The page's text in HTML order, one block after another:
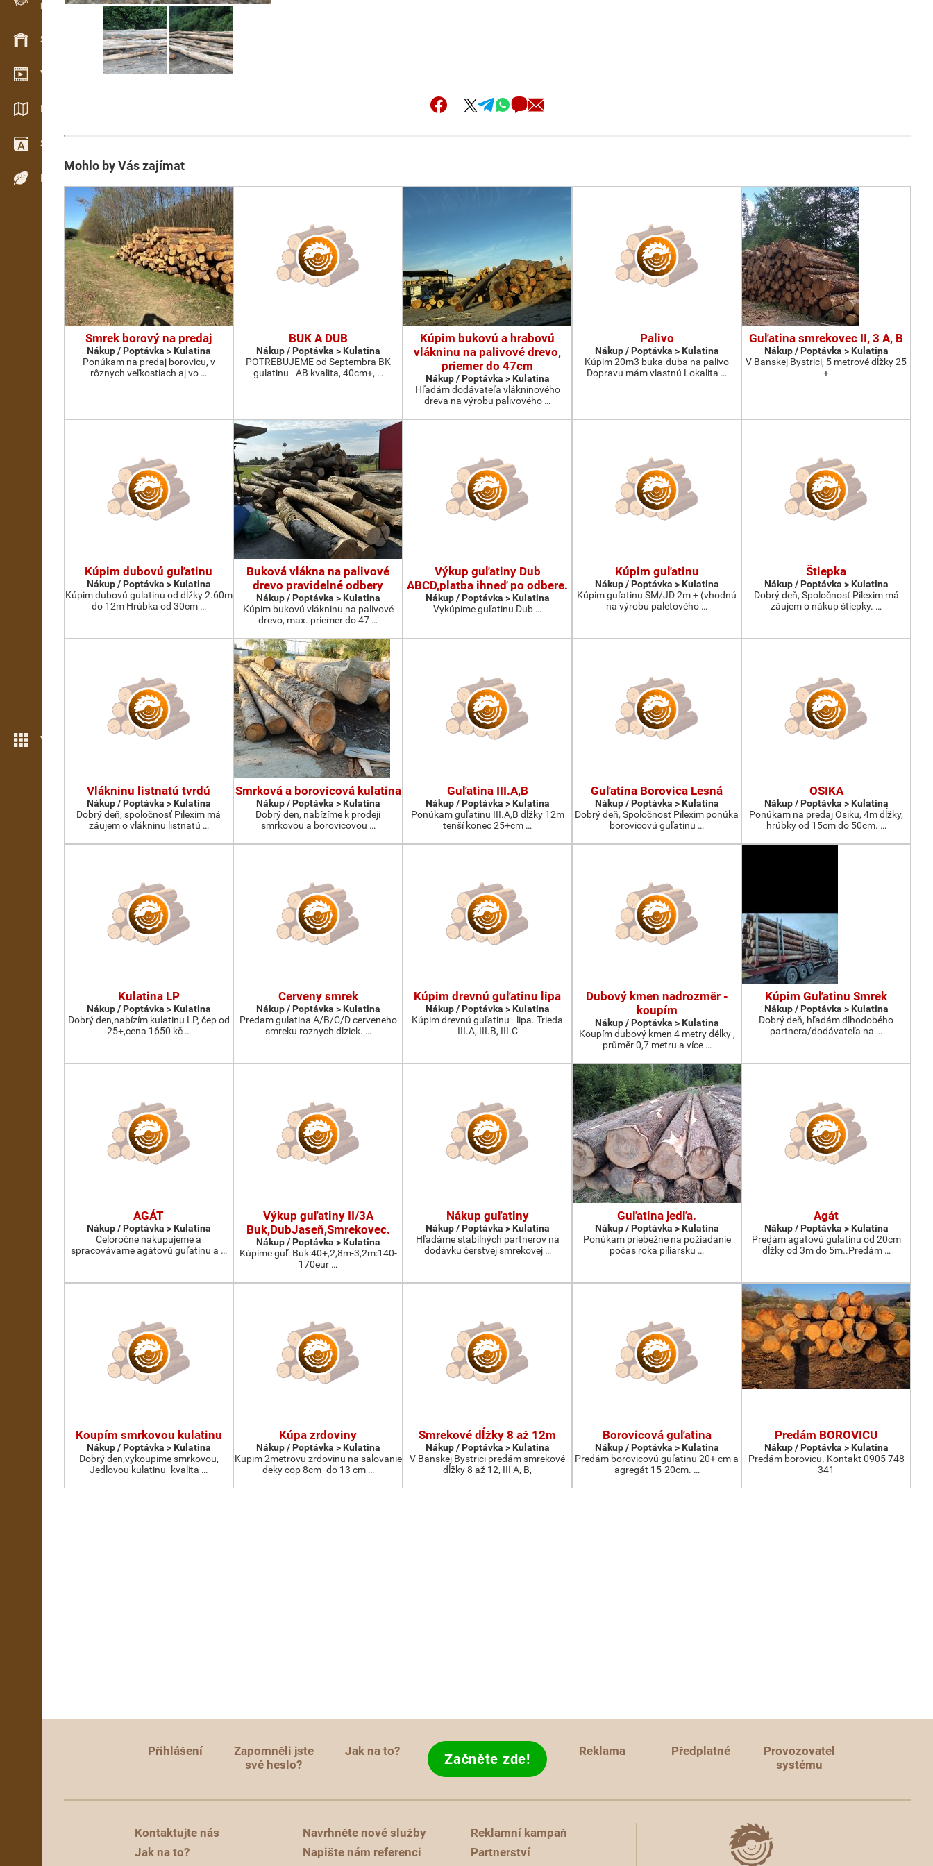
Evidence dřeva v terénu
Skladové hospodářství
Video showroom
Katalogy / Brožury
Slovník
Dřeviny
Více možností
Mohlo by Vás zajímat
Smrek borový na predaj
Nákup / Poptávka > Kulatina
Ponúkam na predaj borovicu, v
rôznych veľkostiach aj vo …
BUK A DUB
Nákup / Poptávka > Kulatina
POTREBUJEME od Septembra BK
gulatinu - AB kvalita, 40cm+, …
Kúpim bukovú a hrabovú
vlákninu na palivové drevo,
priemer do 47cm
Nákup / Poptávka > Kulatina
Hľadám dodávateľa vlákninového
dreva na výrobu palivového …
Palivo
Nákup / Poptávka > Kulatina
Kúpim 20m3 buka-duba na palivo
Dopravu mám vlastnú Lokalita …
Guľatina smrekovec II, 3 A, B
Nákup / Poptávka > Kulatina
V Banskej Bystrici, 5 metrové dĺžky 25
+
Kúpim dubovú guľatinu
Nákup / Poptávka > Kulatina
Kúpim dubovú gulatinu od dĺžky 2.60m
do 12m Hrúbka od 30cm …
Buková vlákna na palivové
drevo pravidelné odbery
Nákup / Poptávka > Kulatina
Kúpim bukovú vlákninu na palivové
drevo, max. priemer do 47 …
Výkup guľatiny Dub
ABCD,platba ihneď po odbere.
Nákup / Poptávka > Kulatina
Vykúpime guľatinu Dub …
Kúpim guľatinu
Nákup / Poptávka > Kulatina
Kúpim guľatinu SM/JD 2m + (vhodnú
na výrobu paletového …
Štiepka
Nákup / Poptávka > Kulatina
Dobrý deň, Spoločnosť Pilexim má
záujem o nákup štiepky. …
Vlákninu listnatú tvrdú
Nákup / Poptávka > Kulatina
Dobrý deň, spoločnosť Pilexim má
záujem o vlákninu listnatú …
Smrková a borovicová kulatina
Nákup / Poptávka > Kulatina
Dobrý den, nabízíme k prodeji
smrkovou a borovicovou …
Guľatina III.A,B
Nákup / Poptávka > Kulatina
Ponúkam guľatinu III.A,B dĺžky 12m
tenší konec 25+cm …
Guľatina Borovica Lesná
Nákup / Poptávka > Kulatina
Dobrý deň, Spoločnosť Pilexim ponúka
borovicovú guľatinu …
OSIKA
Nákup / Poptávka > Kulatina
Ponúkam na predaj Osiku, 4m dĺžky,
hrúbky od 15cm do 50cm. …
Kulatina LP
Nákup / Poptávka > Kulatina
Dobrý den,nabízím kulatinu LP, čep od
25+,cena 1650 kč …
Cerveny smrek
Nákup / Poptávka > Kulatina
Predam gulatina A/B/C/D cerveneho
smreku roznych dlziek. …
Kúpim drevnú guľatinu lipa
Nákup / Poptávka > Kulatina
Kúpim drevnú guľatinu - lipa. Trieda
III.A, III.B, III.C
Dubový kmen nadrozměr -
koupím
Nákup / Poptávka > Kulatina
Koupím dubový kmen 4 metry délky ,
průměr 0,7 metru a více …
Kúpim Guľatinu Smrek
Nákup / Poptávka > Kulatina
Dobrý deň, hľadám dlhodobého
partnera/dodávateľa na …
AGÁT
Nákup / Poptávka > Kulatina
Celoročne nakupujeme a
spracovávame agátovú guľatinu a …
Výkup guľatiny II/3A
Buk,DubJaseň,Smrekovec.
Nákup / Poptávka > Kulatina
Kúpime guľ: Buk:40+,2,8m-3,2m:140-
170eur …
Nákup guľatiny
Nákup / Poptávka > Kulatina
Hľadáme stabilných partnerov na
dodávku čerstvej smrekovej …
Guľatina jedľa.
Nákup / Poptávka > Kulatina
Ponúkam priebežne na požiadanie
počas roka piliarsku …
Agát
Nákup / Poptávka > Kulatina
Predám agatovú gulatinu od 20cm
dĺžky od 3m do 5m..Predám …
Koupím smrkovou kulatinu
Nákup / Poptávka > Kulatina
Dobrý den,vykoupime smrkovou,
Jedlovou kulatinu -kvalita …
Kúpa zrdoviny
Nákup / Poptávka > Kulatina
Kupim 2metrovu zrdovinu na salovanie
deky cop 8cm -do 13 cm …
Smrekové dĺžky 8 až 12m
Nákup / Poptávka > Kulatina
V Banskej Bystrici predám smrekové
dĺžky 8 až 12, III A, B,
Borovicová guľatina
Nákup / Poptávka > Kulatina
Predám borovicovú guľatinu 20+ cm a
agregát 15-20cm. …
Predám BOROVICU
Nákup / Poptávka > Kulatina
Predám borovicu. Kontakt 0905 748
341
Přihlášení
Zapomněli jste
své heslo?
Jak na to? Začněte zde! Reklama Předplatné
Provozovatel
systému
Kontaktujte nás
Jak na to?
Navrhněte nové služby
Napište nám referenci
Reklamní kampaň
Partnerství